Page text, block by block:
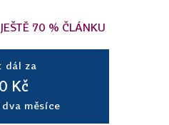
70 % ČLÁNKU
dál za
Kč
měsíce